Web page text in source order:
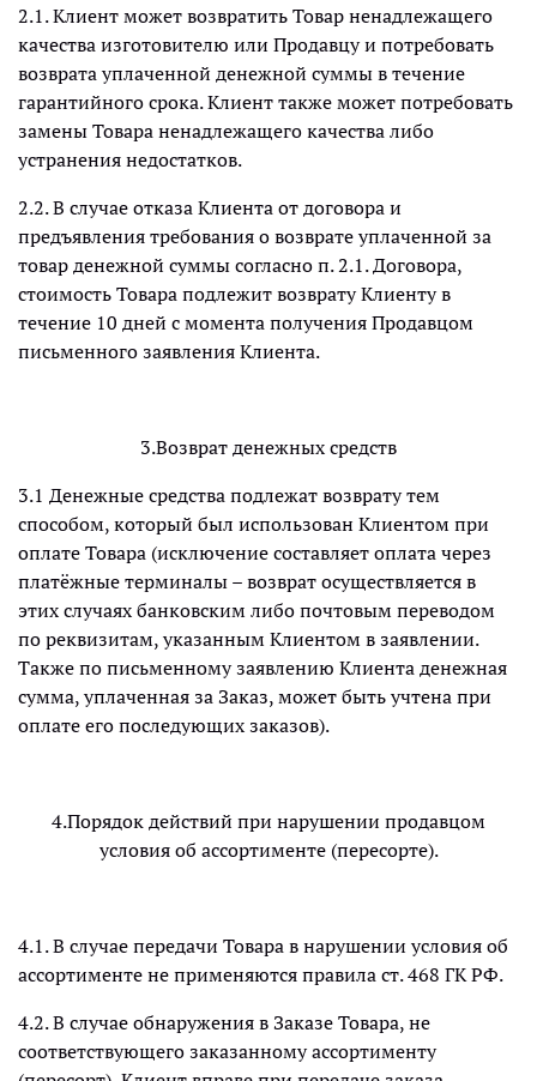
2.1. Клиент может возвратить Товар ненадлежащего
качества изготовителю или Продавцу и потребовать
возврата уплаченной денежной суммы в течение
гарантийного срока. Клиент также может потребовать
замены Товара ненадлежащего качества либо
устранения недостатков.
2.2. В случае отказа Клиента от договора и
предъявления требования о возврате уплаченной за
товар денежной суммы согласно п. 2.1. Договора,
стоимость Товара подлежит возврату Клиенту в
течение 10 дней с момента получения Продавцом
письменного заявления Клиента.
3.Возврат денежных средств
3.1 Денежные средства подлежат возврату тем
способом, который был использован Клиентом при
оплате Товара (исключение составляет оплата через
платёжные терминалы – возврат осуществляется в
этих случаях банковским либо почтовым переводом
по реквизитам, указанным Клиентом в заявлении.
Также по письменному заявлению Клиента денежная
сумма, уплаченная за Заказ, может быть учтена при
оплате его последующих заказов).
4.Порядок действий при нарушении продавцом
условия об ассортименте (пересорте).
4.1. В случае передачи Товара в нарушении условия об
ассортименте не применяются правила ст. 468 ГК РФ.
4.2. В случае обнаружения в Заказе Товара, не
соответствующего заказанному ассортименту